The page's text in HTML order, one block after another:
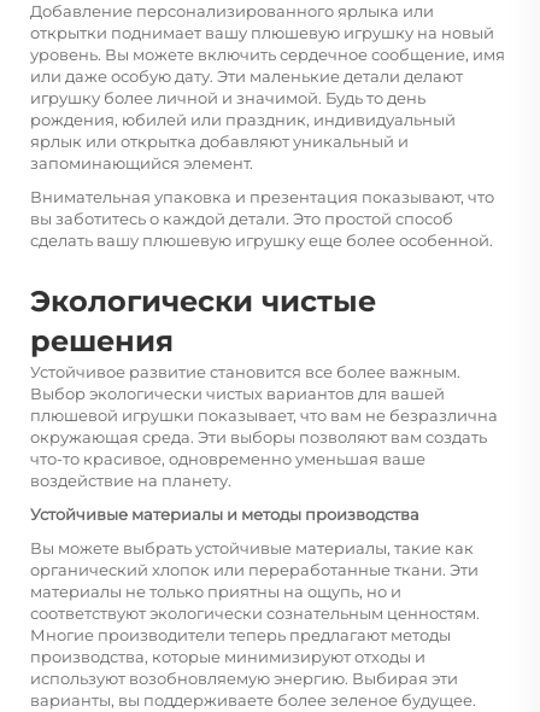
Добавление персонализированного ярлыка или
открытки поднимает вашу плюшевую игрушку на новый
уровень. Вы можете включить сердечное сообщение, имя
или даже особую дату. Эти маленькие детали делают
игрушку более личной и значимой. Будь то день
рождения, юбилей или праздник, индивидуальный
ярлык или открытка добавляют уникальный и
запоминающийся элемент.
Внимательная упаковка и презентация показывают, что
вы заботитесь о каждой детали. Это простой способ
сделать вашу плюшевую игрушку еще более особенной.
Экологически чистые
решения
Устойчивое развитие становится все более важным.
Выбор экологически чистых вариантов для вашей
плюшевой игрушки показывает, что вам не безразлична
окружающая среда. Эти выборы позволяют вам создать
что-то красивое, одновременно уменьшая ваше
воздействие на планету.
Устойчивые материалы и методы производства
Вы можете выбрать устойчивые материалы, такие как
органический хлопок или переработанные ткани. Эти
материалы не только приятны на ощупь, но и
соответствуют экологически сознательным ценностям.
Многие производители теперь предлагают методы
производства, которые минимизируют отходы и
используют возобновляемую энергию. Выбирая эти
варианты, вы поддерживаете более зеленое будущее.